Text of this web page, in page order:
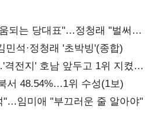
되는 당대표"…정청래 "벌써
석·정청래 '초박빙'(종합)
전지' 호남 앞두고 1위 지켰다
서 48.54%…1위 수성(1보)
"…임미애 "부끄러운 줄 알아야"